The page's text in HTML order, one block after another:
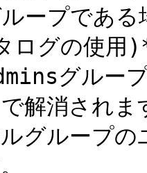
ループで
ログの使
グルー
解消され
グループ